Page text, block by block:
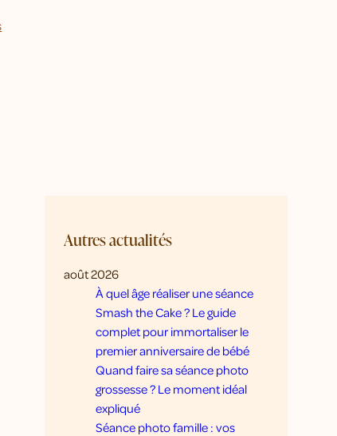
Autres actualités
août 2026
À quel âge réaliser une séance
Smash the Cake ? Le guide
complet pour immortaliser le
premier anniversaire de bébé
Quand faire sa séance photo
grossesse ? Le moment idéal
expliqué
Séance photo famille : vos